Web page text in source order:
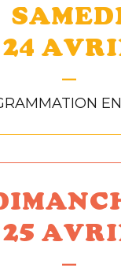
24
—
25
—